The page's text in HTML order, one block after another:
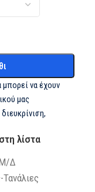
να έχουν
μας
λίστα
Δ